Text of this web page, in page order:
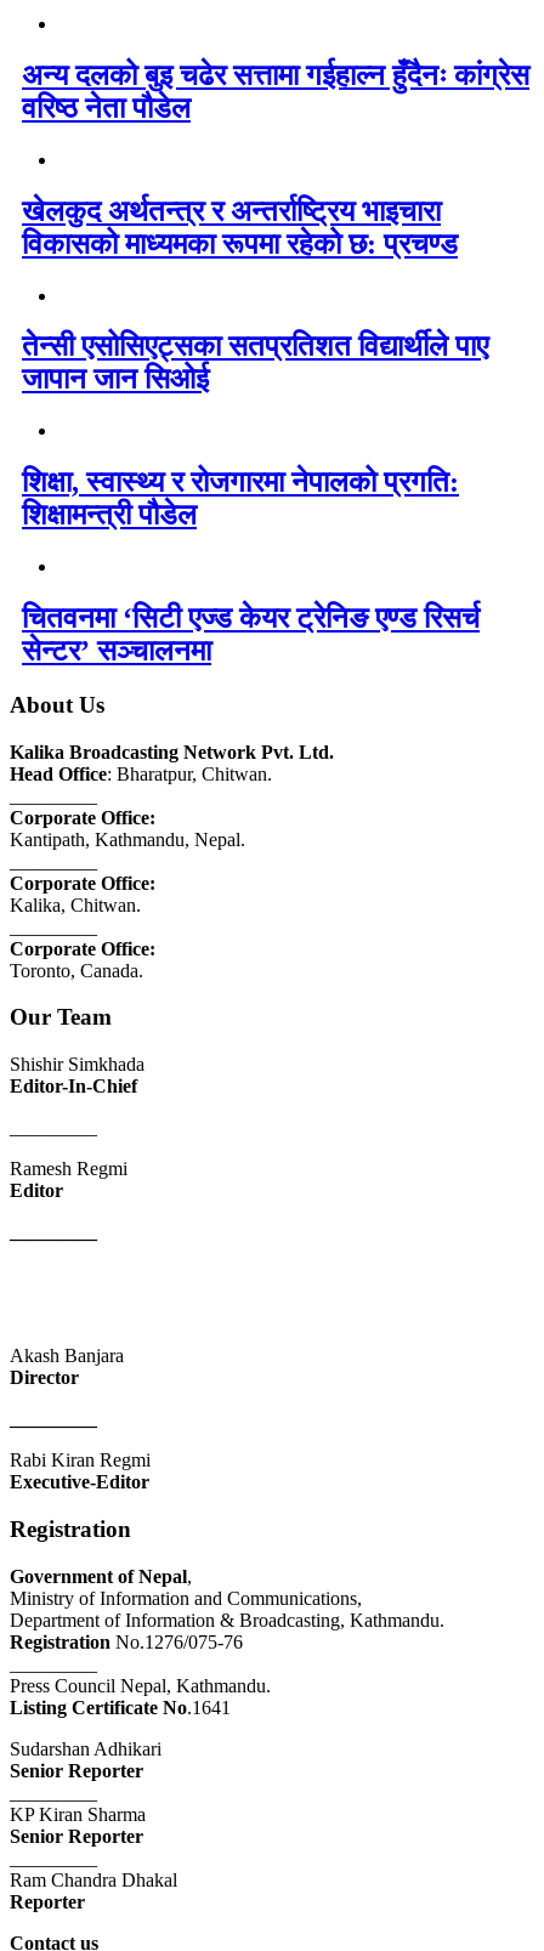
अन्य दलको बुइ चढेर सत्तामा गईहाल्न हुँदैनः कांग्रेस
वरिष्ठ नेता पौडेल
खेलकुद अर्थतन्त्र र अन्तर्राष्ट्रिय भाइचारा
विकासको माध्यमका रूपमा रहेको छ: प्रचण्ड
तेन्सी एसोसिएट्सका सतप्रतिशत विद्यार्थीले पाए
जापान जान सिओई
शिक्षा, स्वास्थ्य र रोजगारमा नेपालको प्रगति:
शिक्षामन्त्री पौडेल
चितवनमा ‘सिटी एज्ड केयर ट्रेनिङ एण्ड रिसर्च
सेन्टर’ सञ्चालनमा
About Us
Kalika Broadcasting Network Pvt. Ltd.
Head Office: Bharatpur, Chitwan.
Corporate Office:
Kantipath, Kathmandu, Nepal.
Corporate Office:
Kalika, Chitwan.
Corporate Office:
Toronto, Canada.
Our Team
Shishir Simkhada
Editor-In-Chief
Ramesh Regmi
Editor
Akash Banjara
Director
Rabi Kiran Regmi
Executive-Editor
Registration
Government of Nepal,
Ministry of Information and Communications,
Department of Information & Broadcasting, Kathmandu.
Registration No.1276/075-76
Press Council Nepal, Kathmandu.
Listing Certificate No.1641
Sudarshan Adhikari
Senior Reporter
KP Kiran Sharma
Senior Reporter
Ram Chandra Dhakal
Reporter
Contact us